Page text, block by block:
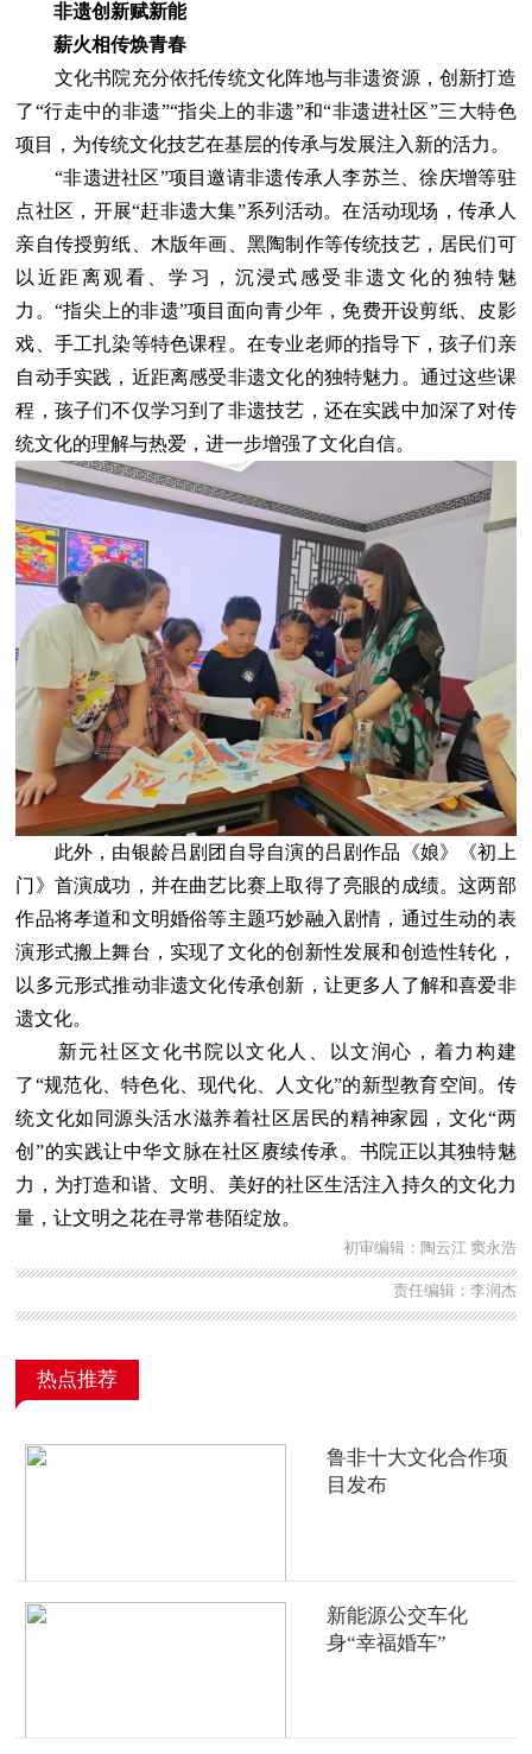
非遗创新赋新能
薪火相传焕青春
文化书院充分依托传统文化阵地与非遗资源，创新打造
了“行走中的非遗”“指尖上的非遗”和“非遗进社区”三大特色
项目，为传统文化技艺在基层的传承与发展注入新的活力。
“非遗进社区”项目邀请非遗传承人李苏兰、徐庆增等驻
点社区，开展“赶非遗大集”系列活动。在活动现场，传承人
亲自传授剪纸、木版年画、黑陶制作等传统技艺，居民们可
以近距离观看、学习，沉浸式感受非遗文化的独特魅
力。“指尖上的非遗”项目面向青少年，免费开设剪纸、皮影
戏、手工扎染等特色课程。在专业老师的指导下，孩子们亲
自动手实践，近距离感受非遗文化的独特魅力。通过这些课
程，孩子们不仅学习到了非遗技艺，还在实践中加深了对传
统文化的理解与热爱，进一步增强了文化自信。
此外，由银龄吕剧团自导自演的吕剧作品《娘》《初上
门》首演成功，并在曲艺比赛上取得了亮眼的成绩。这两部
作品将孝道和文明婚俗等主题巧妙融入剧情，通过生动的表
演形式搬上舞台，实现了文化的创新性发展和创造性转化，
以多元形式推动非遗文化传承创新，让更多人了解和喜爱非
遗文化。
新元社区文化书院以文化人、以文润心，着力构建
了“规范化、特色化、现代化、人文化”的新型教育空间。传
统文化如同源头活水滋养着社区居民的精神家园，文化“两
创”的实践让中华文脉在社区赓续传承。书院正以其独特魅
力，为打造和谐、文明、美好的社区生活注入持久的文化力
量，让文明之花在寻常巷陌绽放。
初审编辑：陶云江 窦永浩
责任编辑：李润杰
热点推荐
鲁非十大文化合作项
目发布
新能源公交车化
身“幸福婚车”